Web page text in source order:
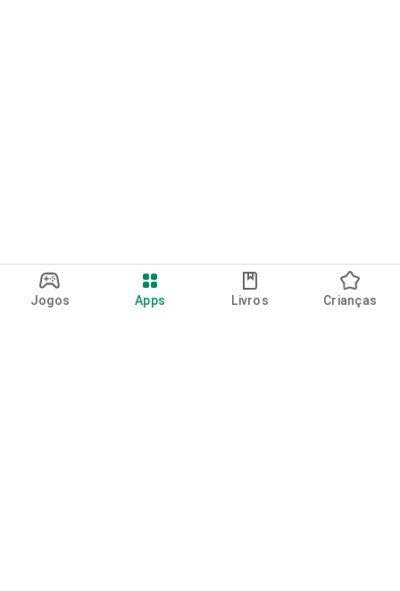
Jogos Apps Livros Crianças